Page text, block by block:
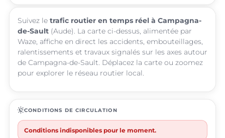
Suivez le trafic routier en temps réel à Campagna-
de-Sault (Aude). La carte ci-dessus, alimentée par
Waze, affiche en direct les accidents, embouteillages,
ralentissements et travaux signalés sur les axes autour
de Campagna-de-Sault. Déplacez la carte ou zoomez
pour explorer le réseau routier local.
routineCONDITIONS DE CIRCULATION
Conditions indisponibles pour le moment.